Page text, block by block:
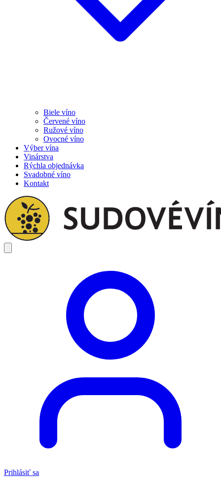
Biele víno
Červené víno
Ružové víno
Ovocné víno
Výber vína
Vinárstva
Rýchla objednávka
Svadobné víno
Kontakt
Prihlásiť sa